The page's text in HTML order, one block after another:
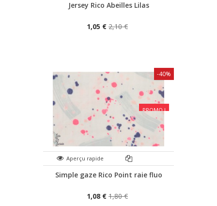
Jersey Rico Abeilles Lilas
1,05 € 2,10 €
PROMO !
Aperçu rapide
Simple gaze Rico Point raie fluo
1,08 € 1,80 €
-40%